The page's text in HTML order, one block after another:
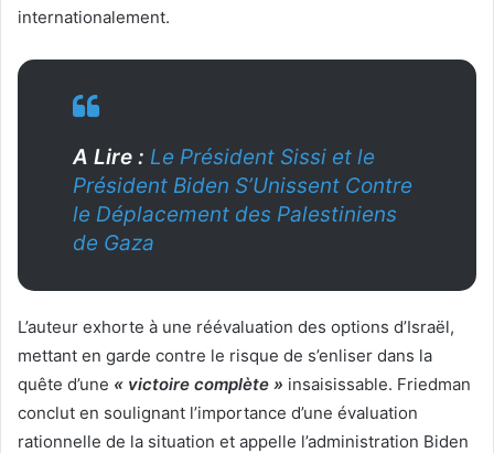
internationalement.
A Lire : Le Président Sissi et le
Président Biden S’Unissent Contre
le Déplacement des Palestiniens
de Gaza
L’auteur exhorte à une réévaluation des options d’Israël,
mettant en garde contre le risque de s’enliser dans la
quête d’une « victoire complète » insaisissable. Friedman
conclut en soulignant l’importance d’une évaluation
rationnelle de la situation et appelle l’administration Biden